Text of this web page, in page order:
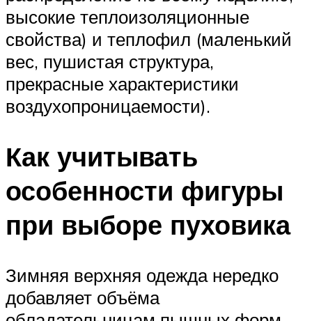
высокие теплоизоляционные
свойства) и теплофил (маленький
вес, пушистая структура,
прекрасные характеристики
воздухопроницаемости).
Как учитывать
особенности фигуры
при выборе пуховика
Зимняя верхняя одежда нередко
добавляет объёма